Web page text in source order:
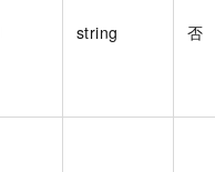
string 否